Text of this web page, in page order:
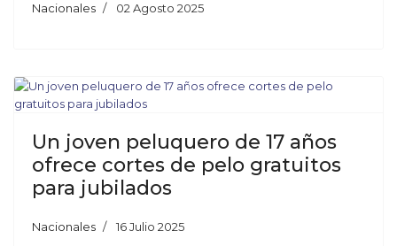
Nacionales 02 Agosto 2025
Un joven peluquero de 17 años
ofrece cortes de pelo gratuitos
para jubilados
Nacionales 16 Julio 2025